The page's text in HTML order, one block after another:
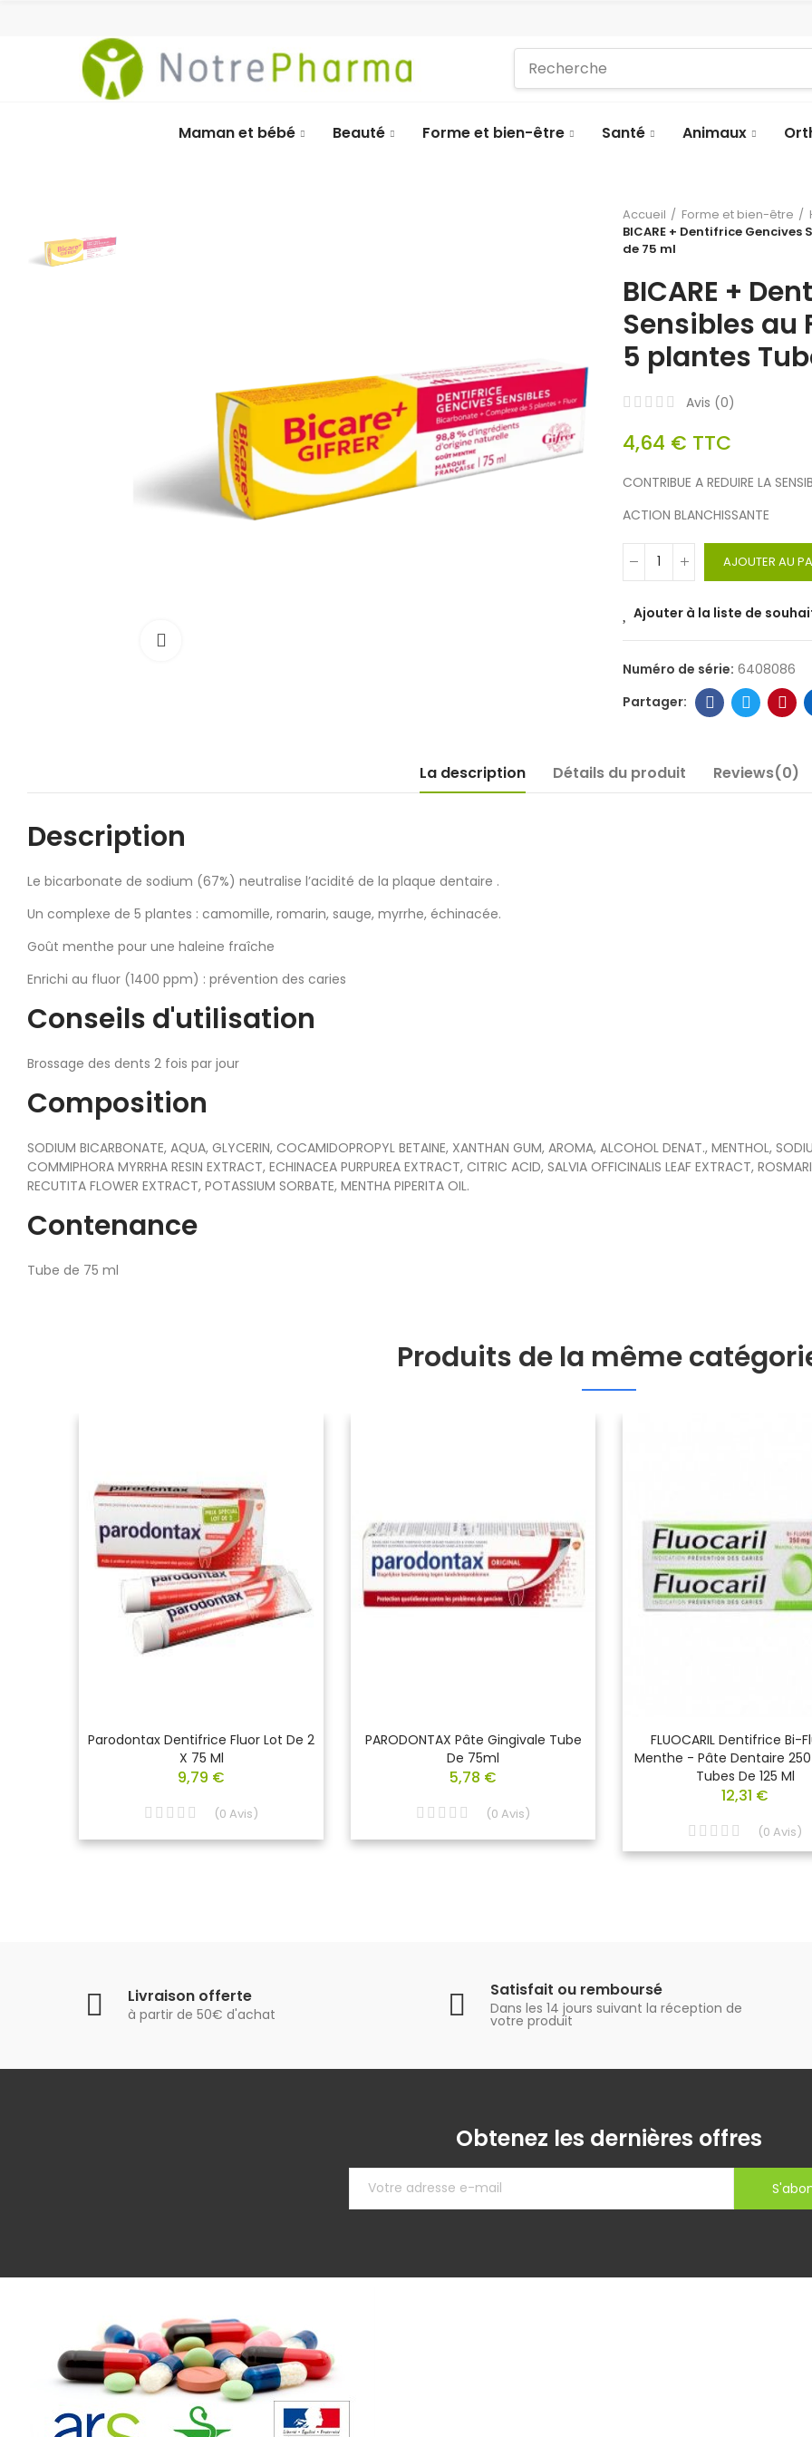
Maman et bébé Beauté Forme et bien-être Santé Animaux
Accueil Forme et bien-être
BICARE + Dentifrice
de 75 ml
BICARE +
Sensibles au
5 plantes
Avis (0)
4,64 € TTC
CONTRIBUE A REDUIRE LA
ACTION BLANCHISSANTE
AJOUTER AU
Ajouter à la liste de
Numéro de série: 6408086
La description Détails du produit Reviews(0)
Description
Le bicarbonate de sodium (67%) neutralise l’acidité de la plaque dentaire .
Un complexe de 5 plantes : camomille, romarin, sauge, myrrhe, échinacée.
Goût menthe pour une haleine fraîche
Enrichi au fluor (1400 ppm) : prévention des caries
Conseils d'utilisation
Brossage des dents 2 fois par jour
Composition
SODIUM BICARBONATE, AQUA, GLYCERIN, COCAMIDOPROPYL BETAINE, XANTHAN GUM, AROMA, ALCOHOL DENAT., MENTHOL,
COMMIPHORA MYRRHA RESIN EXTRACT, ECHINACEA PURPUREA EXTRACT, CITRIC ACID, SALVIA OFFICINALIS LEAF EXTRACT,
RECUTITA FLOWER EXTRACT, POTASSIUM SORBATE, MENTHA PIPERITA OIL.
Contenance
Tube de 75 ml
Produits de la même
Parodontax Dentifrice Fluor Lot De 2
X 75 Ml
9,79 €
(0 Avis)
PARODONTAX Pâte Gingivale Tube
De 75ml
5,78 €
(0 Avis)
FLUOCARIL Dentifrice Bi-
Menthe - Pâte Dentaire
Tubes De 125 Ml
12,31 €
(0 Avis)
Livraison offerte
à partir de 50€ d'achat
Satisfait ou remboursé
Dans les 14 jours suivant la réception de
votre produit
Obtenez les dernières offres